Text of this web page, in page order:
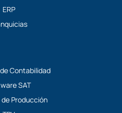
ERP
Contabilidad
SAT
Producción